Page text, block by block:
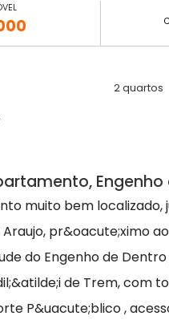
2 quartos
Engenho
muito bem localizado,
Araujo, pr&oacute;ximo
do Engenho de Dentro
de Trem, com
P&uacute;blico ,